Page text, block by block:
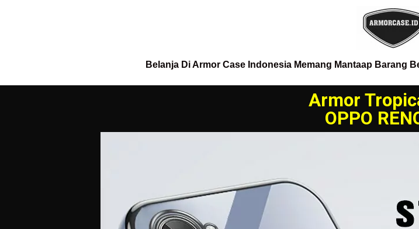
Belanja Di Armor Case Indonesia Memang Mantaap Barang
Armor
OPPO